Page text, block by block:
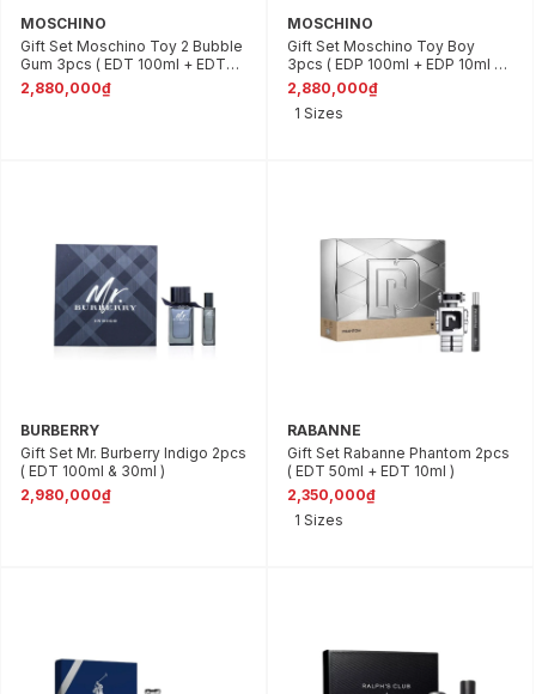
MOSCHINO
Gift Set Moschino Toy 2 Bubble
Gum 3pcs ( EDT 100ml + EDT
10ml + Body Lotion 100ml )
2,880,000₫
MOSCHINO
Gift Set Moschino Toy Boy
3pcs ( EDP 100ml + EDP 10ml +
Shower Gel 100ml )
2,880,000₫
1 Sizes
BURBERRY
Gift Set Mr. Burberry Indigo 2pcs
( EDT 100ml & 30ml )
2,980,000₫
RABANNE
Gift Set Rabanne Phantom 2pcs
( EDT 50ml + EDT 10ml )
2,350,000₫
1 Sizes